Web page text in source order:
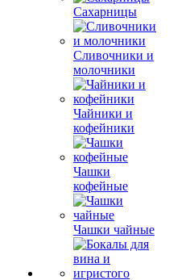
Сахарницы
Сливочники и
молочники
Чайники и
кофейники
Чашки
кофейные
Чашки чайные